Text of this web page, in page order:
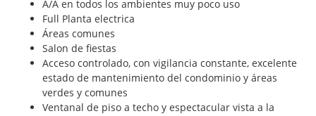
A/A en todos los ambientes muy poco uso
Full Planta electrica
Áreas comunes
Salon de fiestas
Acceso controlado, con vigilancia constante, excelente
estado de mantenimiento del condominio y áreas
verdes y comunes
Ventanal de piso a techo y espectacular vista a la